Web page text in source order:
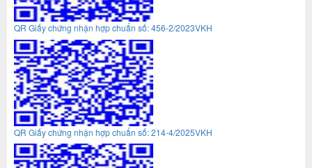
QR Giấy chứng nhận hợp chuẩn số: 456-2/2023VKH
QR Giấy chứng nhận hợp chuẩn số: 214-4/2025VKH